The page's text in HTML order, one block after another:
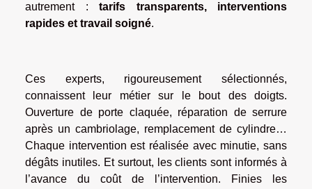
autrement : tarifs transparents, interventions
rapides et travail soigné.
Ces experts, rigoureusement sélectionnés,
connaissent leur métier sur le bout des doigts.
Ouverture de porte claquée, réparation de serrure
après un cambriolage, remplacement de cylindre…
Chaque intervention est réalisée avec minutie, sans
dégâts inutiles. Et surtout, les clients sont informés à
l’avance du coût de l’intervention. Finies les